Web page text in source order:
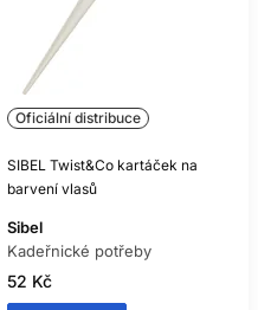
Oficiální distribuce
SIBEL Twist&Co kartáček na
barvení vlasů
Sibel
Kadeřnické potřeby
52 Kč